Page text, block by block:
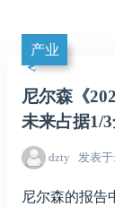
产业
尼尔森《
未来占据1/
dzty 发表于
尼尔森的报告